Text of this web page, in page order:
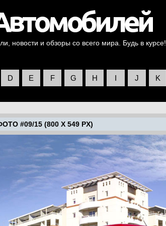
новости и обзоры со всего мира. Будь в курсе!
D E F G H I J K
#09/15 (800 X 549 PX)